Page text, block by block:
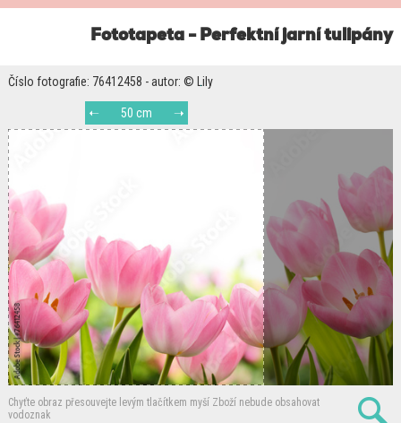
Fototapeta - Perfektní jarní tulipány
Číslo fotografie: 76412458 - autor: © Lily
50 cm
Chyťte obraz přesouvejte levým tlačítkem myší Zboží nebude obsahovat
vodoznak